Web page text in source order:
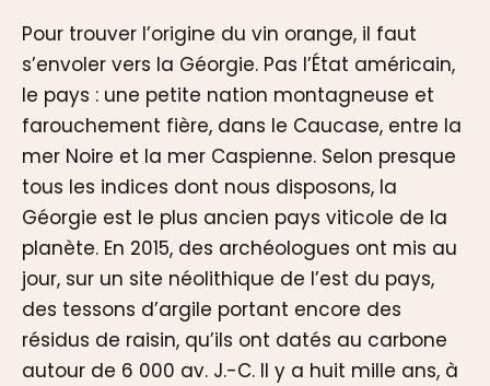
Pour trouver l’origine du vin orange, il faut
s’envoler vers la Géorgie. Pas l’État américain,
le pays : une petite nation montagneuse et
farouchement fière, dans le Caucase, entre la
mer Noire et la mer Caspienne. Selon presque
tous les indices dont nous disposons, la
Géorgie est le plus ancien pays viticole de la
planète. En 2015, des archéologues ont mis au
jour, sur un site néolithique de l’est du pays,
des tessons d’argile portant encore des
résidus de raisin, qu’ils ont datés au carbone
autour de 6 000 av. J.-C. Il y a huit mille ans, à